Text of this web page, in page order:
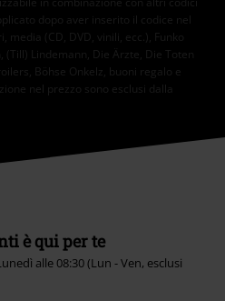
dopo aver inserito il codice nel
media (CD, DVD, vinili, ecc.), Funko
(Till) Lindemann, Die Ärzte, Die Toten
Böhse Onkelz, buoni regalo e
nel prezzo sono esclusi dalla
è qui per te
alle 08:30 (Lun - Ven, esclusi